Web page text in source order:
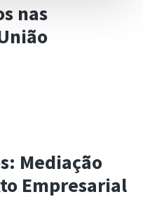
nas
Mediação
Empresarial